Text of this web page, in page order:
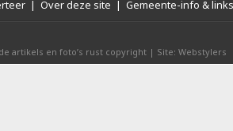
| Over deze site | Gemeente-info & links
artikels en foto’s rust copyright | Site: Webstylers